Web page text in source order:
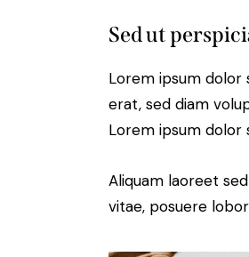
Sed ut
Lorem ipsum dolor
erat, sed diam
Lorem ipsum dolor
Aliquam laoreet
vitae, posuere